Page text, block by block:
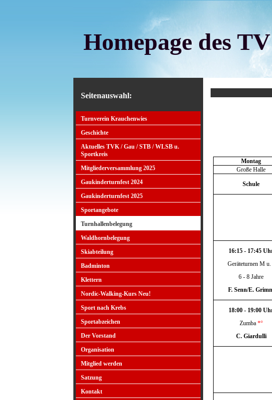
Homepage des
Seitenauswahl:
Turnverein Krauchenwies
Geschichte
Aktuelles TVK / Gau / STB / WLSB u.
Sportkreis
Mitgliederversammlung 2025
Gaukinderturnfest 2024
Gaukinderturnfest 2025
Sportangebote
Turnhallenbelegung
Waldhornbelegung
Skiabteilung
Badminton
Klettern
Nordic-Walking-Kurs Neu!
Sport nach Krebs
Sportabzeichen
Der Vorstand
Organisation
Mitglied werden
Satzung
Kontakt
Montag
Große Halle
Schule
16:15 - 17:45
Geräteturnen M u.
6 - 8 Jahre
F. Senn/E.
18:00 - 19:00
Zumba *°
C. Giardulli